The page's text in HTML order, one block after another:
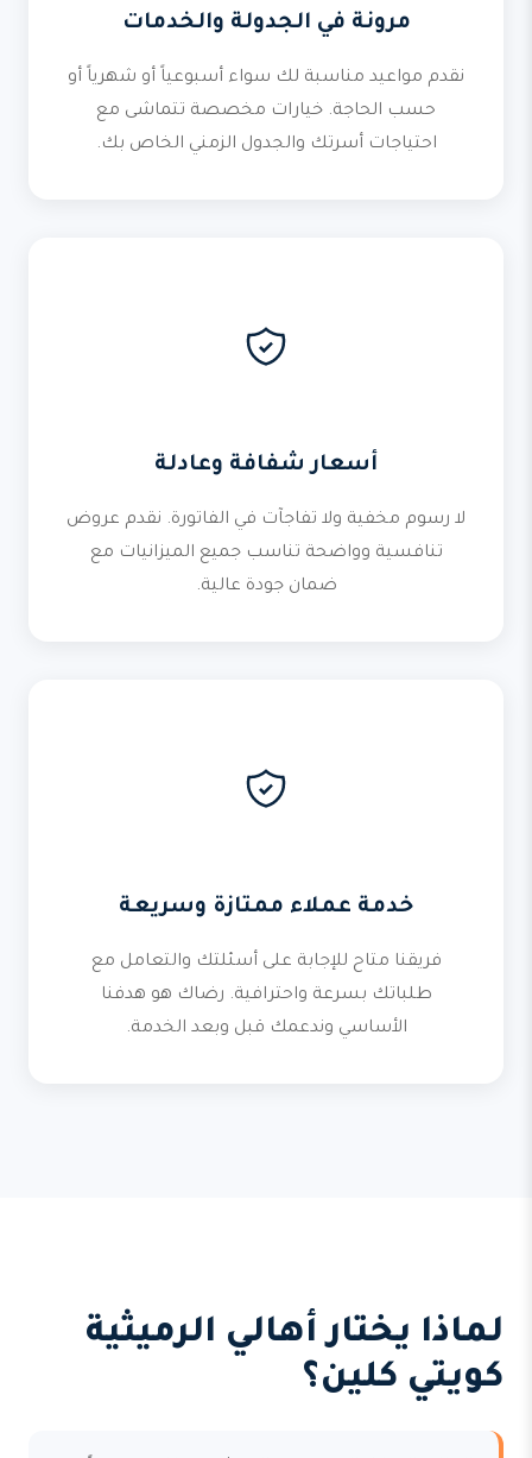
مرونة في الجدولة والخدمات
نقدم مواعيد مناسبة لك سواء أسبوعياً أو شهرياً أو
حسب الحاجة. خيارات مخصصة تتماشى مع
احتياجات أسرتك والجدول الزمني الخاص بك.
أسعار شفافة وعادلة
لا رسوم مخفية ولا تفاجآت في الفاتورة. نقدم عروض
تنافسية وواضحة تناسب جميع الميزانيات مع
ضمان جودة عالية.
خدمة عملاء ممتازة وسريعة
فريقنا متاح للإجابة على أسئلتك والتعامل مع
طلباتك بسرعة واحترافية. رضاك هو هدفنا
الأساسي وندعمك قبل وبعد الخدمة.
لماذا يختار أهالي الرميثية
كويتي كلين؟